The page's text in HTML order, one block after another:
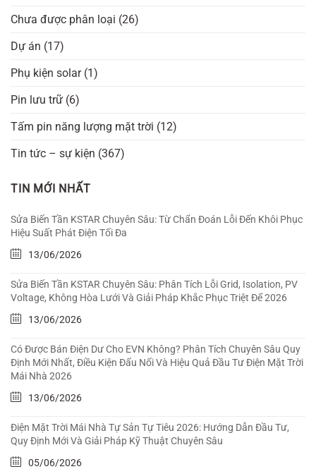
Chưa được phân loại (26)
Dự án (17)
Phụ kiện solar(1)
Pin lưu trữ (6)
Tấm pin năng lượng mặt trời (12)
Tin tức – sự kiện (367)
TIN MỚI NHẤT
Sửa Biến Tần KSTAR Chuyên Sâu: Từ Chẩn Đoán Lỗi Đến Khôi Phục
Hiệu Suất Phát Điện Tối Đa
13/06/2026
Sửa Biến Tần KSTAR Chuyên Sâu: Phân Tích Lỗi Grid, Isolation, PV
Voltage, Không Hòa Lưới Và Giải Pháp Khắc Phục Triệt Để 2026
13/06/2026
Có Được Bán Điện Dư Cho EVN Không? Phân Tích Chuyên Sâu Quy
Định Mới Nhất, Điều Kiện Đấu Nối Và Hiệu Quả Đầu Tư Điện Mặt Trời
Mái Nhà 2026
13/06/2026
Điện Mặt Trời Mái Nhà Tự Sản Tự Tiêu 2026: Hướng Dẫn Đầu Tư,
Quy Định Mới Và Giải Pháp Kỹ Thuật Chuyên Sâu
05/06/2026